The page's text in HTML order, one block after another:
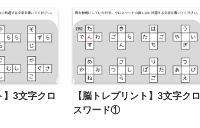
】3文字クロ
【脳トレプリント】3文字クロ
スワード①